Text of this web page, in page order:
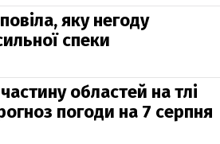
яку негоду
спеки
областей на тлі
погоди на 7 серпня